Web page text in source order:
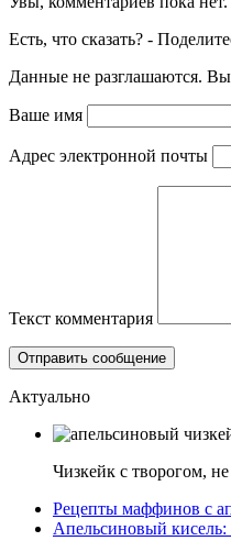
Есть, что сказать? -
Данные не разглашаются.
Ваше имя
Адрес электронной почты
Текст комментария
Актуально
Чизкейк с творогом,
Рецепты маффинов с
Апельсиновый кисель: